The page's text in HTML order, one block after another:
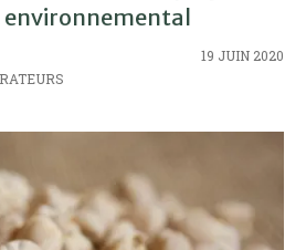
environnemental
19 JUIN 2020